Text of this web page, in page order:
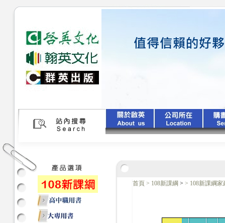
首頁 > 108新課綱 > > 108新課綱